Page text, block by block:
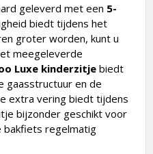
geleverd met een 5-
biedt tijdens het
groter worden, kunt u
meegeleverde
Luxe kinderzitje biedt
gaasstructuur en de
extra vering biedt tijdens
bijzonder geschikt voor
bakfiets regelmatig